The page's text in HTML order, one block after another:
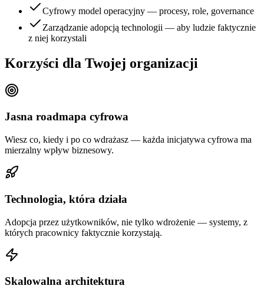
Cyfrowy model operacyjny — procesy, role, governance
Zarządzanie adopcją technologii — aby ludzie faktycznie
z niej korzystali
Korzyści dla Twojej organizacji
Jasna roadmapa cyfrowa
Wiesz co, kiedy i po co wdrażasz — każda inicjatywa cyfrowa ma
mierzalny wpływ biznesowy.
Technologia, która działa
Adopcja przez użytkowników, nie tylko wdrożenie — systemy, z
których pracownicy faktycznie korzystają.
Skalowalna architektura